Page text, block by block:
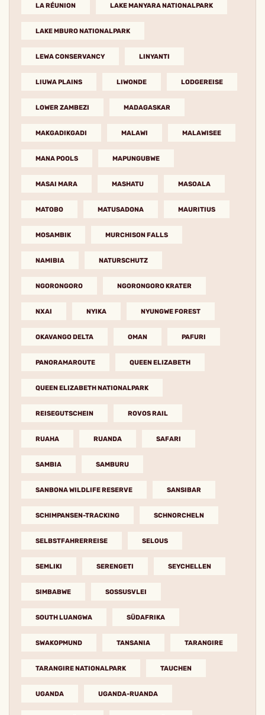
LA RÉUNION LAKE MANYARA NATIONALPARK
LAKE MBURO NATIONALPARK
LEWA CONSERVANCY LINYANTI
LIUWA PLAINS LIWONDE LODGEREISE
LOWER ZAMBEZI MADAGASKAR
MAKGADIKGADI MALAWI MALAWISEE
MANA POOLS MAPUNGUBWE
MASAI MARA MASHATU MASOALA
MATOBO MATUSADONA MAURITIUS
MOSAMBIK MURCHISON FALLS
NAMIBIA NATURSCHUTZ
NGORONGORO NGORONGORO KRATER
NXAI NYIKA NYUNGWE FOREST
OKAVANGO DELTA OMAN PAFURI
PANORAMAROUTE QUEEN ELIZABETH
QUEEN ELIZABETH NATIONALPARK
REISEGUTSCHEIN ROVOS RAIL
RUAHA RUANDA SAFARI
SAMBIA SAMBURU
SANBONA WILDLIFE RESERVE SANSIBAR
SCHIMPANSEN-TRACKING SCHNORCHELN
SELBSTFAHRERREISE SELOUS
SEMLIKI SERENGETI SEYCHELLEN
SIMBABWE SOSSUSVLEI
SOUTH LUANGWA SÜDAFRIKA
SWAKOPMUND TANSANIA TARANGIRE
TARANGIRE NATIONALPARK TAUCHEN
UGANDA UGANDA-RUANDA